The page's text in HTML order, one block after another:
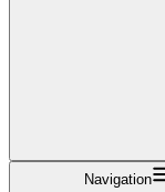
Navigation